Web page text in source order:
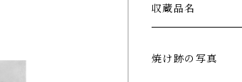
収蔵品名
焼け跡の写真